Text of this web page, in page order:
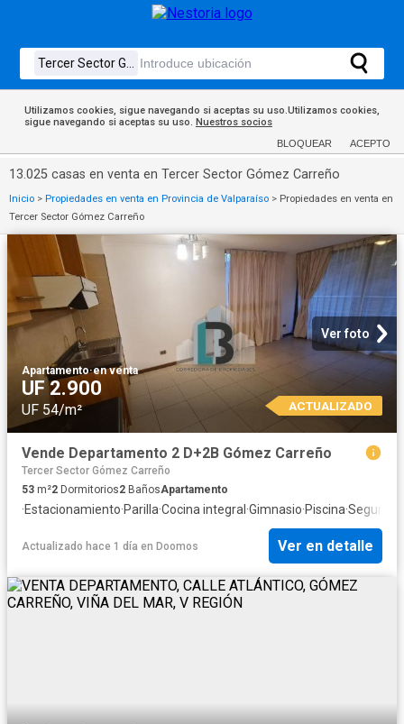
Utilizamos cookies, sigue navegando si aceptas su uso.Utilizamos cookies,
sigue navegando si aceptas su uso. Nuestros socios
BLOQUEAR ACEPTO
13.025 casas en venta en Tercer Sector Gómez Carreño
Inicio > Propiedades en venta en Provincia de Valparaíso > Propiedades en venta en
Tercer Sector Gómez Carreño
Ver foto
Apartamento·en venta
UF 2.900
UF 54/m² ACTUALIZADO
Vende Departamento 2 D+2B Gómez Carreño
Tercer Sector Gómez Carreño
53 m²2 Dormitorios2 BañosApartamento
·Estacionamiento·Parilla·Cocina integral ·Gimnasio·Piscina·
Actualizado hace 1 día en Doomos Ver en detalle